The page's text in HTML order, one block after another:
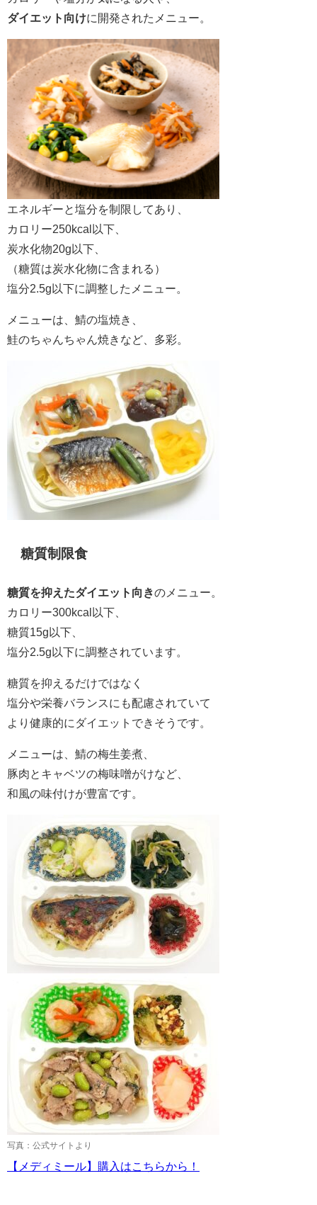
ダイエット向けに開発されたメニュー。
エネルギーと塩分を制限してあり、
カロリー250kcal以下、
炭水化物20g以下、
（糖質は炭水化物に含まれる）
塩分2.5g以下に調整したメニュー。
メニューは、鯖の塩焼き、
鮭のちゃんちゃん焼きなど、多彩。
糖質制限食
糖質を抑えたダイエット向きのメニュー。
カロリー300kcal以下、
糖質15g以下、
塩分2.5g以下に調整されています。
糖質を抑えるだけではなく
塩分や栄養バランスにも配慮されていて
より健康的にダイエットできそうです。
メニューは、鯖の梅生姜煮、
豚肉とキャベツの梅味噌がけなど、
和風の味付けが豊富です。
写真：公式サイトより
【メディミール】購入はこちらから！